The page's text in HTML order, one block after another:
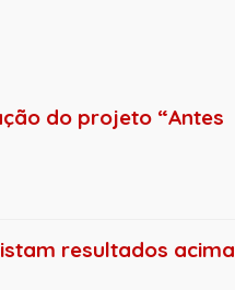
do projeto “Antes
resultados acima